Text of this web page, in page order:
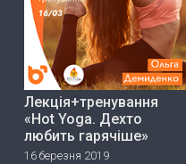
Лекція+тренування
«Hot Yoga. Дехто
любить гарячіше»
16 березня 2019